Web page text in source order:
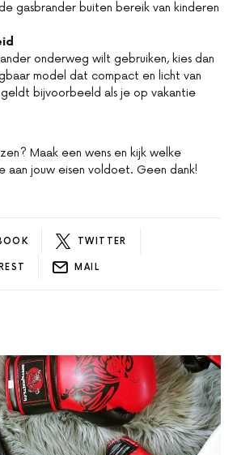
gasbrander buiten bereik van kinderen
onderweg wilt gebruiken, kies dan
model dat compact en licht van
bijvoorbeeld als je op vakantie
Maak een wens en kijk welke
aan jouw eisen voldoet. Geen dank!
TWITTER
MAIL